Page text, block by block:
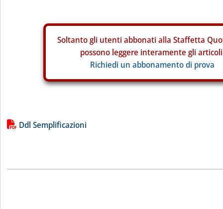
Soltanto gli utenti abbonati alla Staffetta
possono leggere interamente gli
Richiedi un abbonamento di prova
Lista allegati PDF alla notizia
Ddl Semplificazioni